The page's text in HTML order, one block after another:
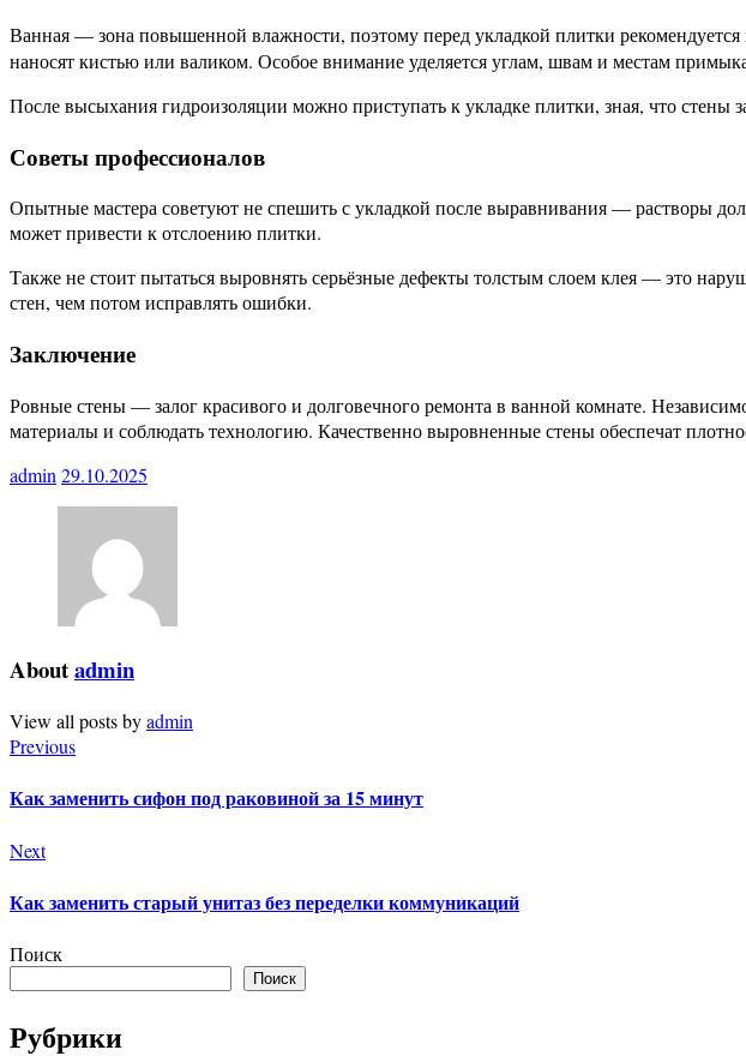
Ванная — зона повышенной влажности, поэтому перед укладкой плитки рекомендуется
наносят кистью или валиком. Особое внимание уделяется углам, швам и местам
После высыхания гидроизоляции можно приступать к укладке плитки, зная, что
Советы профессионалов
Опытные мастера советуют не спешить с укладкой после выравнивания — растворы
может привести к отслоению плитки.
Также не стоит пытаться выровнять серьёзные дефекты толстым слоем клея — это
стен, чем потом исправлять ошибки.
Заключение
Ровные стены — залог красивого и долговечного ремонта в ванной комнате.
материалы и соблюдать технологию. Качественно выровненные стены обеспечат
admin 29.10.2025
Aboutadmin
View all posts byadmin
Previous
Как заменить сифон под раковиной за 15 минут
Next
Как заменить старый унитаз без переделки коммуникаций
Поиск
Поиск
Рубрики